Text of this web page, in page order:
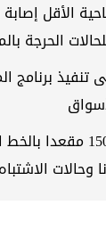
الحرجة
تنفيذ برنامج
الاشتباه